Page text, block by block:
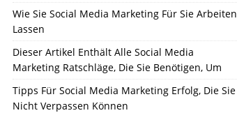
Wie Sie Social Media Marketing Für Sie Arbeiten
Lassen
Dieser Artikel Enthält Alle Social Media
Marketing Ratschläge, Die Sie Benötigen, Um
Tipps Für Social Media Marketing Erfolg, Die Sie
Nicht Verpassen Können